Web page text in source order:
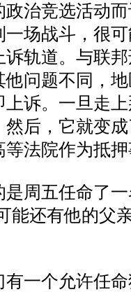
治竞选活动
场战斗，很
轨道。与联
问题不同，
诉。一旦走
后，它就变
法院作为抵
周五任命了
能还有他的父
有一个允许任